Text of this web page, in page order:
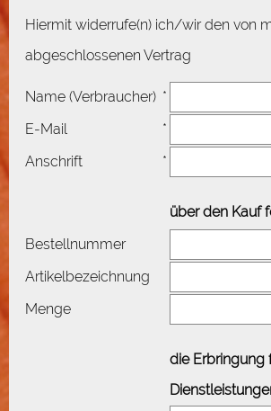
Hiermit widerrufe(n) ich/wir den von
abgeschlossenen Vertrag
Name (Verbraucher) *
E-Mail
*
Anschrift
*
über den Kauf
Bestellnummer
Artikelbezeichnung
Menge
die Erbringung